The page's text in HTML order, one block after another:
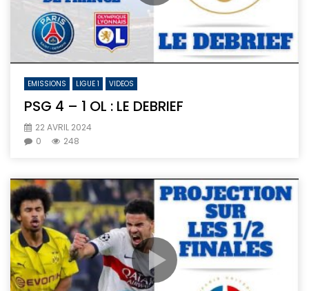
EMISSIONS LIGUE 1 VIDEOS
PSG 4 – 1 OL : LE DEBRIEF
22 AVRIL 2024
0
248